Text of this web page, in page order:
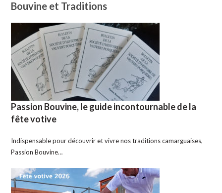
Bouvine et Traditions
Passion Bouvine, le guide incontournable de la
fête votive
Indispensable pour découvrir et vivre nos traditions camarguaises,
Passion Bouvine…